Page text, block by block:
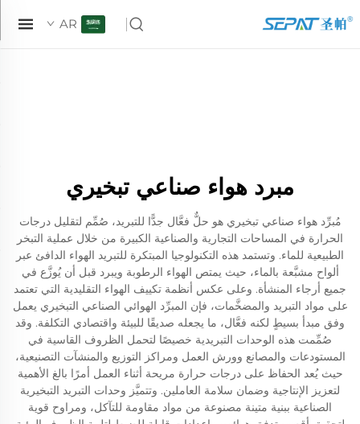
AR
مبرد هواء صناعي تبخيري
مُبرِّد هواء صناعي تبخيري هو حلٌّ فعَّال جدًّا للتبريد، صُمِّم لتقليل درجات
الحرارة في المساحات التجارية والصناعية الكبيرة من خلال عملية التبخر
الطبيعية للماء. وتستمد هذه التكنولوجيا المبتكرة للتبريد الهواء الدافئ عبر
ألواح مشبَّعة بالماء، حيث يمتص الهواء الرطوبة ويبرد قبل أن يُوزَّع في
جميع أرجاء المنشأة. وعلى عكس أنظمة تكييف الهواء التقليدية التي تعتمد
على مواد التبريد والمضخَّمات، فإن المبرِّد الهوائي الصناعي التبخيري يعمل
وفق مبدأ بسيطٍ لكنه فعَّال، ما يجعله صديقًا للبيئة واقتصادي التكلفة. وقد
صُمِّمت هذه الوحدات التبريدية خصيصًا لتحمل الظروف القاسية في
المستودعات والمصانع وورش العمل ومراكز التوزيع والمنشآت التصنيعية،
حيث يُعد الحفاظ على درجات حرارة مريحة أثناء العمل أمرًا بالغ الأهمية
لتعزيز الإنتاجية وضمان سلامة العاملين. وتتميَّز وحدات التبريد التبخيرية
الصناعية ببنية متينة مصنوعة من مواد مقاومة للتآكل، ومراوح قوية